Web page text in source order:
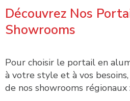
Découvrez Nos
Showrooms
Pour choisir le portail en
à votre style et à vos
de nos showrooms régionaux